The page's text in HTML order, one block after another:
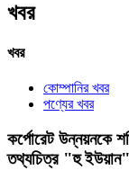
খবর
খবর
কোম্পানির খবর
পণ্যের খবর
কর্পোরেট উন্নয়নকে
তথ্যচিত্র "হু